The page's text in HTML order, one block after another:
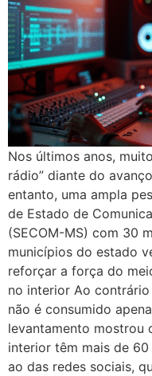
Nos últimos anos,
rádio” diante do
entanto, uma ampla
de Estado de
(SECOM-MS) com 30
municípios do estado
reforçar a força do
no interior Ao
não é consumido
levantamento mostrou
interior têm mais de
ao das redes sociais,